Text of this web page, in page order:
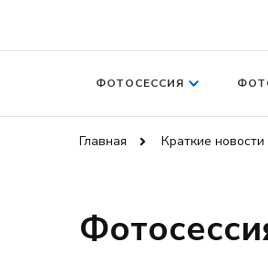
ФОТОСЕССИЯ
Главная Краткие новости